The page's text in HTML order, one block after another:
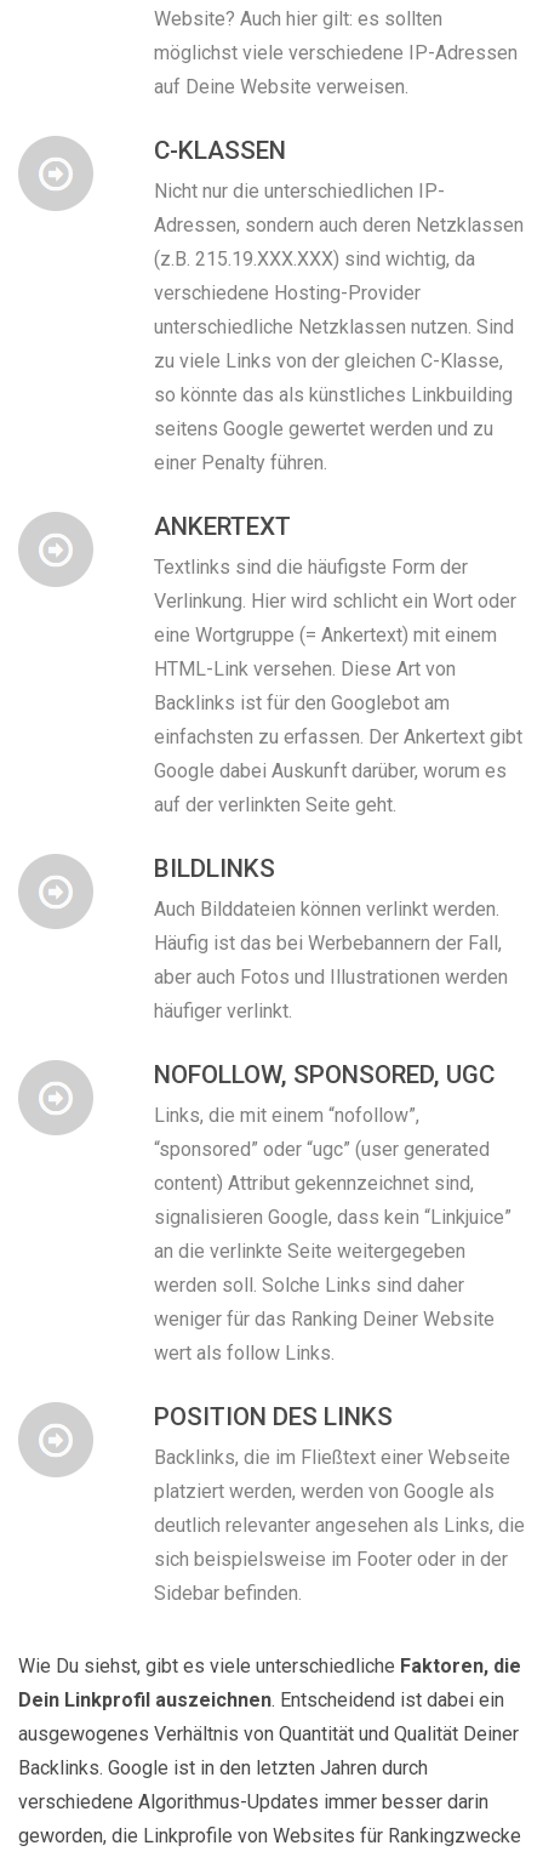
Website? Auch hier gilt: es sollten
möglichst viele verschiedene IP-Adressen
auf Deine Website verweisen.
C-KLASSEN
Nicht nur die unterschiedlichen IP-
Adressen, sondern auch deren Netzklassen
(z.B. 215.19.XXX.XXX) sind wichtig, da
verschiedene Hosting-Provider
unterschiedliche Netzklassen nutzen. Sind
zu viele Links von der gleichen C-Klasse,
so könnte das als künstliches Linkbuilding
seitens Google gewertet werden und zu
einer Penalty führen.
ANKERTEXT
Textlinks sind die häufigste Form der
Verlinkung. Hier wird schlicht ein Wort oder
eine Wortgruppe (= Ankertext) mit einem
HTML-Link versehen. Diese Art von
Backlinks ist für den Googlebot am
einfachsten zu erfassen. Der Ankertext gibt
Google dabei Auskunft darüber, worum es
auf der verlinkten Seite geht.
BILDLINKS
Auch Bilddateien können verlinkt werden.
Häufig ist das bei Werbebannern der Fall,
aber auch Fotos und Illustrationen werden
häufiger verlinkt.
NOFOLLOW, SPONSORED, UGC
Links, die mit einem “nofollow”,
“sponsored” oder “ugc” (user generated
content) Attribut gekennzeichnet sind,
signalisieren Google, dass kein “Linkjuice”
an die verlinkte Seite weitergegeben
werden soll. Solche Links sind daher
weniger für das Ranking Deiner Website
wert als follow Links.
POSITION DES LINKS
Backlinks, die im Fließtext einer Webseite
platziert werden, werden von Google als
deutlich relevanter angesehen als Links, die
sich beispielsweise im Footer oder in der
Sidebar befinden.
Wie Du siehst, gibt es viele unterschiedliche Faktoren, die
Dein Linkprofil auszeichnen. Entscheidend ist dabei ein
ausgewogenes Verhältnis von Quantität und Qualität Deiner
Backlinks. Google ist in den letzten Jahren durch
verschiedene Algorithmus-Updates immer besser darin
geworden, die Linkprofile von Websites für Rankingzwecke